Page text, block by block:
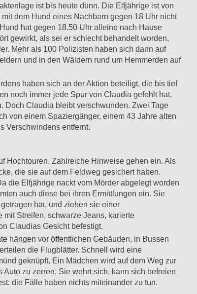
ist bis heute dünn. Die Elfjährige ist von
dem Hund eines Nachbarn gegen 18 Uhr nicht
hat gegen 18.50 Uhr alleine nach Hause
gewirkt, als sei er schlecht behandelt worden,
Mehr als 100 Polizisten haben sich dann auf
und in den Wäldern rund um Hemmerden auf
haben sich an der Aktion beteiligt, die bis tief
noch immer jede Spur von Claudia gefehlt hat,
Doch Claudia bleibt verschwunden. Zwei Tage
von einem Spaziergänger, einem 43 Jahre alten
Verschwindens entfernt.
Hochtouren. Zahlreiche Hinweise gehen ein. Als
die sie auf dem Feldweg gesichert haben.
die Elfjährige nackt vom Mörder abgelegt worden
auch diese bei ihren Ermittlungen ein. Sie
hat, und ziehen sie einer
Streifen, schwarze Jeans, karierte
Claudias Gesicht befestigt.
hängen vor öffentlichen Gebäuden, in Bussen
die Flugblätter. Schnell wird eine
geknüpft. Ein Mädchen wird auf dem Weg zur
zu zerren. Sie wehrt sich, kann sich befreien
die Fälle haben nichts miteinander zu tun.